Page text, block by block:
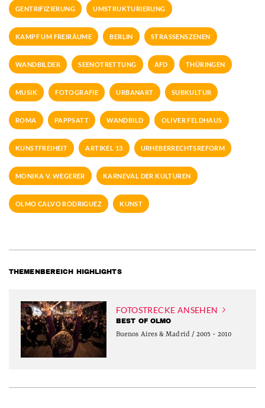
GENTRIFIZIERUNG UMSTRUKTURIERUNG
KAMPF UM FREIRÄUME BERLIN STRASSENSZENEN
WANDBILDER SEENOTRETTUNG AFD THÜRINGEN
MUSIK FOTOGRAFIE URBANART SUBKULTUR
ROMA PAPPSATT WANDBILD OLIVER FELDHAUS
KUNSTFREIHEIT ARTIKEL 13 URHEBERRECHTSREFORM
MONIKA V. WEGERER KARNEVAL DER KULTUREN
OLMO CALVO RODRIGUEZ KUNST
THEMENBEREICH HIGHLIGHTS
FOTOSTRECKE ANSEHEN
BEST OF OLMO
Buenos Aires & Madrid / 2005 - 2010